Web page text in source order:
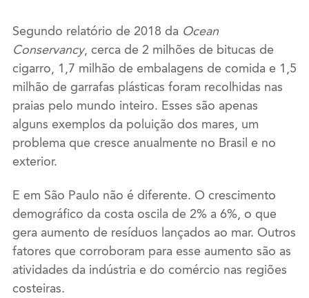
Segundo relatório de 2018 da Ocean
Conservancy, cerca de 2 milhões de bitucas de
cigarro, 1,7 milhão de embalagens de comida e 1,5
milhão de garrafas plásticas foram recolhidas nas
praias pelo mundo inteiro. Esses são apenas
alguns exemplos da poluição dos mares, um
problema que cresce anualmente no Brasil e no
exterior.
E em São Paulo não é diferente. O crescimento
demográfico da costa oscila de 2% a 6%, o que
gera aumento de resíduos lançados ao mar. Outros
fatores que corroboram para esse aumento são as
atividades da indústria e do comércio nas regiões
costeiras.